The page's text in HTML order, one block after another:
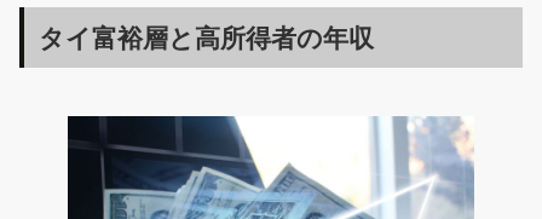
タイ富裕層と高所得者の年収